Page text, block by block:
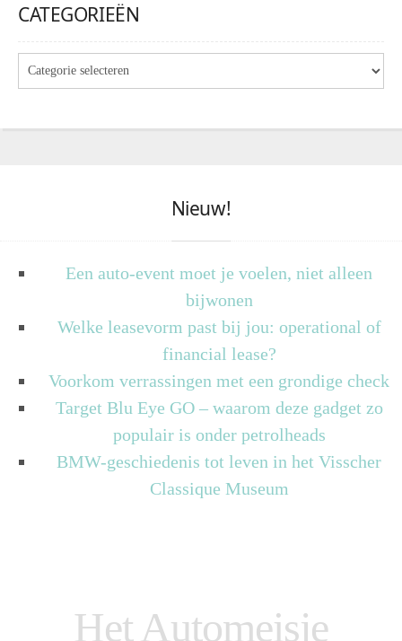
CATEGORIEËN
Nieuw!
Een auto-event moet je voelen, niet alleen
bijwonen
Welke leasevorm past bij jou: operational of
financial lease?
Voorkom verrassingen met een grondige check
Target Blu Eye GO – waarom deze gadget zo
populair is onder petrolheads
BMW-geschiedenis tot leven in het Visscher
Classique Museum
Het Automeisje